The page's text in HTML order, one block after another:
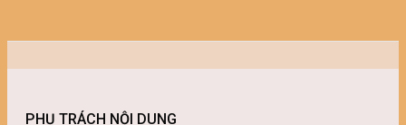
PHỤ TRÁCH NỘI DUNG